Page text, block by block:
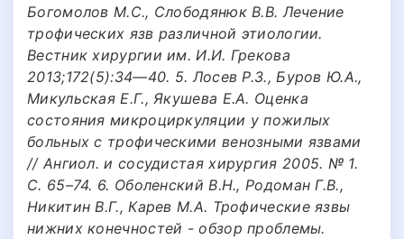
Богомолов М.С., Слободянюк В.В. Лечение
трофических язв различной этиологии.
Вестник хирургии им. И.И. Грекова
2013;172(5):34—40. 5. Лосев Р.З., Буров Ю.А.,
Микульская Е.Г., Якушева Е.А. Оценка
состояния микроциркуляции у пожилых
больных с трофическими венозными язвами
// Ангиол. и сосудистая хирургия 2005. № 1.
С. 65–74. 6. Оболенский В.Н., Родоман Г.В.,
Никитин В.Г., Карев М.А. Трофические язвы
нижних конечностей - обзор проблемы.